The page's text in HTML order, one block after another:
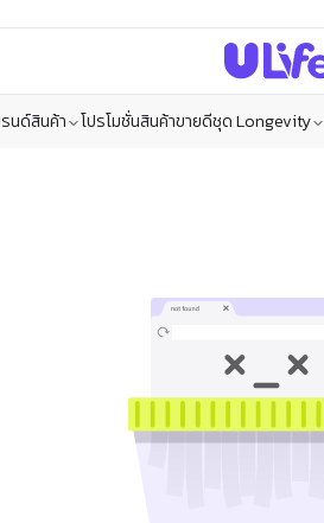
นด์สินค้า โปรโมชั่นสินค้าขายดีชุด Longevity